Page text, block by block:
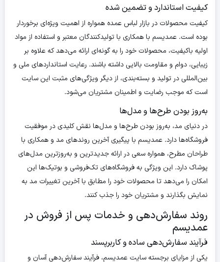
کیفیت استاندارد و تضمین شده
کیفیت محصولات در بازار لباس عمده همواره از اهمیت ویژه‌ای برخوردار
بوده است. عمدیسم با همکاری با تولیدکنندگان معتبر و استفاده از مواد
اولیه باکیفیت، محصولات خود را به گونه‌ای ارائه می‌دهد که علاوه بر
زیبایی، دوام و مقاومت بالایی داشته باشند. رعایت استانداردهای ملی و
بین‌المللی در تولید و بسته‌بندی، از دیگر ویژگی‌های مثبت این سایت
است که موجب رضایت و اطمینان مشتریان می‌شود.
به‌روز بودن طرح‌ها و مدل‌ها
در دنیای مد، به‌روز بودن طرح‌ها و مدل‌ها نقش کلیدی در موفقیت
فروشگاه‌ها دارد. عمدیسم با پیگیری آخرین روندهای مد و همکاری با
طراحان مطرح، همواره سعی در ارائه جدیدترین و به‌روزترین مدل‌های
پوشاک دارد. این ویژگی به فروشگاه‌های تک‌فروشی و بوتیک‌ها این
امکان را می‌دهد تا محصولات خود را مطابق با آخرین تغییرات مد به
نمایش بگذارند و مشتریان خود را جذب کنند.
روند سفارش‌دهی و خدمات پس از فروش در
عمدیسم
فرآیند سفارش‌دهی ساده و کاربرپسند
یکی از مزایای برجسته سایت عمدیسم، فرآیند سفارش‌دهی آسان و